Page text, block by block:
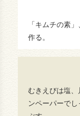
「キムチの素
作る。
むきえびは塩
ンペーパーで